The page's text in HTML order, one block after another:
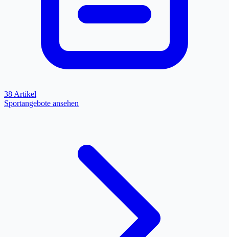
38 Artikel
Sportangebote ansehen